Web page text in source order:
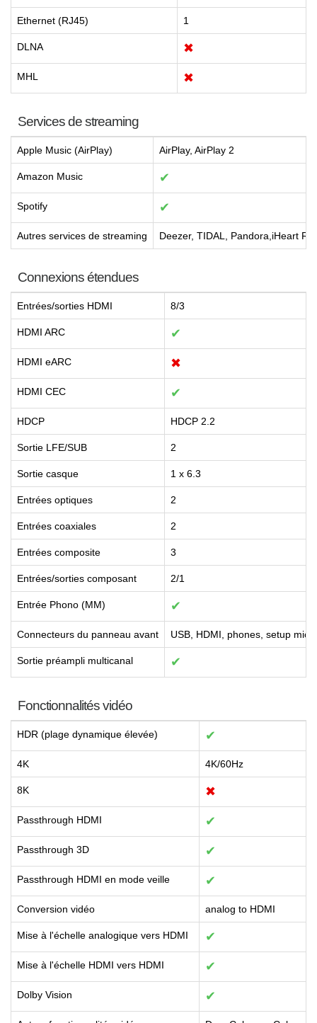
Ethernet (RJ45) 1
DLNA ✖
MHL ✖
Services de streaming
Apple Music (AirPlay) AirPlay, AirPlay 2
Amazon Music ✔
Spotify ✔
Autres services de streaming Deezer, TIDAL, Pandora,iHeart
Connexions étendues
Entrées/sorties HDMI 8/3
HDMI ARC ✔
HDMI eARC ✖
HDMI CEC ✔
HDCP HDCP 2.2
Sortie LFE/SUB 2
Sortie casque 1 x 6.3
Entrées optiques 2
Entrées coaxiales 2
Entrées composite 3
Entrées/sorties composant 2/1
Entrée Phono (MM) ✔
Connecteurs du panneau avant USB, HDMI, phones, setup mic
Sortie préampli multicanal ✔
Fonctionnalités vidéo
HDR (plage dynamique élevée) ✔
4K 4K/60Hz
8K ✖
Passthrough HDMI ✔
Passthrough 3D ✔
Passthrough HDMI en mode veille ✔
Conversion vidéo analog to HDMI
Mise à l'échelle analogique vers HDMI ✔
Mise à l'échelle HDMI vers HDMI ✔
Dolby Vision ✔